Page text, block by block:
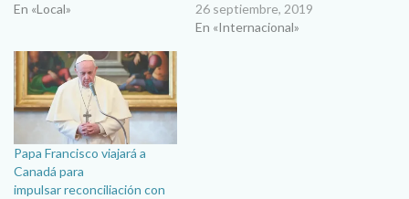
En «Local»
26 septiembre, 2019
En «Internacional»
Papa Francisco viajará a
Canadá para
impulsar reconciliación con